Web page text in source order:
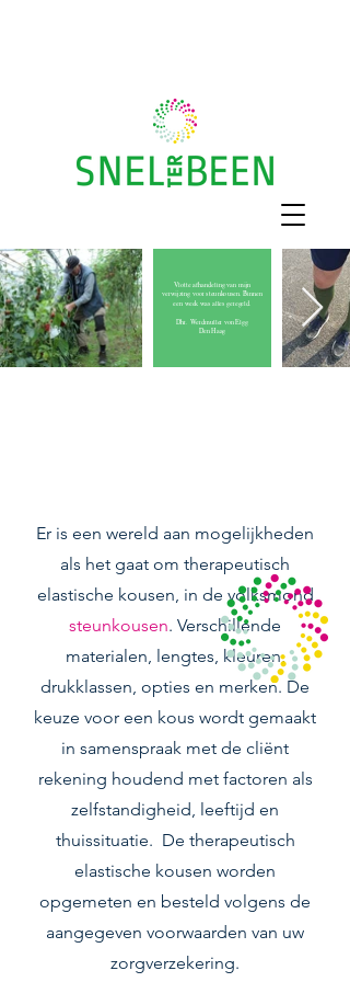
Vlotte afhandeling van mijn
verwijzing voor steunkousen. Binnen
een week was alles geregeld.
Dhr. Werdmuller von Elgg
Den Haag
Er is een wereld aan mogelijkheden
als het gaat om therapeutisch
elastische kousen, in de volksmond
steunkousen. Verschillende
materialen, lengtes, kleuren,
drukklassen, opties en merken. De
keuze voor een kous wordt gemaakt
in samenspraak met de cliënt
rekening houdend met factoren als
zelfstandigheid, leeftijd en
thuissituatie. De therapeutisch
elastische kousen worden
opgemeten en besteld volgens de
aangegeven voorwaarden van uw
zorgverzekering.